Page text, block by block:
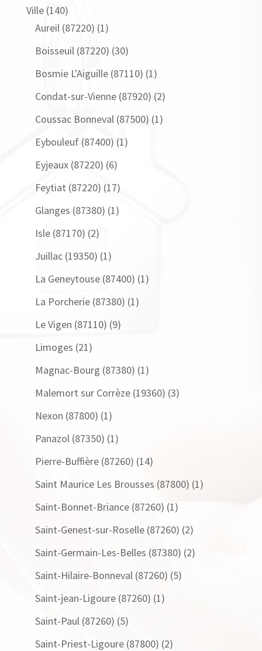
Ville (140)
Aureil (87220) (1)
Boisseuil (87220) (30)
Bosmie L'Aiguille (87110) (1)
Condat-sur-Vienne (87920) (2)
Coussac Bonneval (87500) (1)
Eybouleuf (87400) (1)
Eyjeaux (87220) (6)
Feytiat (87220) (17)
Glanges (87380) (1)
Isle (87170) (2)
Juillac (19350) (1)
La Geneytouse (87400) (1)
La Porcherie (87380) (1)
Le Vigen (87110) (9)
Limoges (21)
Magnac-Bourg (87380) (1)
Malemort sur Corrèze (19360) (3)
Nexon (87800) (1)
Panazol (87350) (1)
Pierre-Buffière (87260) (14)
Saint Maurice Les Brousses (87800) (1)
Saint-Bonnet-Briance (87260) (1)
Saint-Genest-sur-Roselle (87260) (2)
Saint-Germain-Les-Belles (87380) (2)
Saint-Hilaire-Bonneval (87260) (5)
Saint-jean-Ligoure (87260) (1)
Saint-Paul (87260) (5)
Saint-Priest-Ligoure (87800) (2)